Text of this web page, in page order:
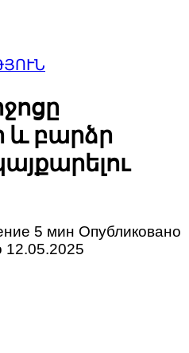
և բարձր
5 мин Опубликовано
12.05.2025